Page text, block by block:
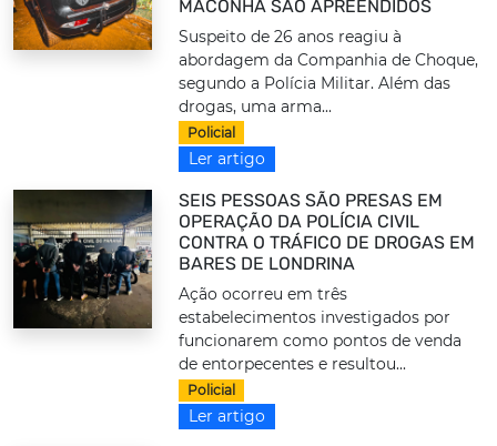
MACONHA SÃO APREENDIDOS
Suspeito de 26 anos reagiu à
abordagem da Companhia de Choque,
segundo a Polícia Militar. Além das
drogas, uma arma...
Policial
Ler artigo
SEIS PESSOAS SÃO PRESAS EM
OPERAÇÃO DA POLÍCIA CIVIL
CONTRA O TRÁFICO DE DROGAS EM
BARES DE LONDRINA
Ação ocorreu em três
estabelecimentos investigados por
funcionarem como pontos de venda
de entorpecentes e resultou...
Policial
Ler artigo